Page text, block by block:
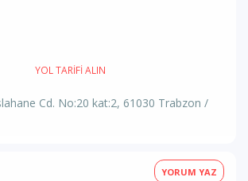
YOL TARIFI ALIN
Cd. No:20 kat:2, 61030 Trabzon /
YORUM YAZ